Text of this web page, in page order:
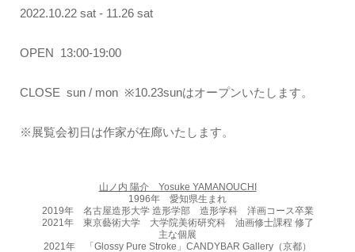
2022.10.22 sat - 11.26 sat
OPEN 13:00-19:00
CLOSE sun / mon ※10.23sunはオープンいたします。
※展覧会初日は作家が在廊いたします。
山ノ内 陽介 Yosuke YAMANOUCHI
1996年 愛知県生まれ
2019年 名古屋造形大学 造形学部 造形学科 洋画コース卒業
2021年 東京藝術大学 大学院美術研究科 油画修士課程 修了
主な個展
2021年 「Glossy Pure Stroke」CANDYBAR Gallery（京都）